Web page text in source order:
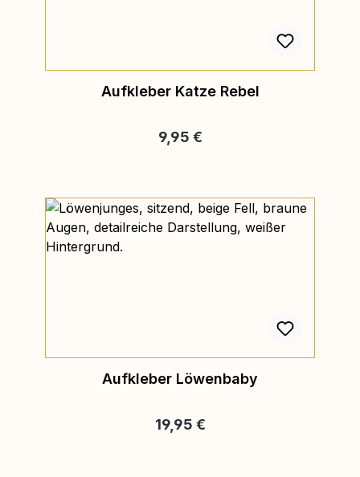
Aufkleber Katze Rebel
Regulärer Preis:
9,95 €
Aufkleber Löwenbaby
Regulärer Preis:
19,95 €